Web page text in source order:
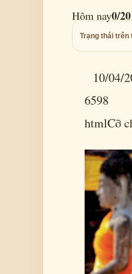
Hôm nay0/
Trạng thái trên
10/04/
6598
htmlCỡ